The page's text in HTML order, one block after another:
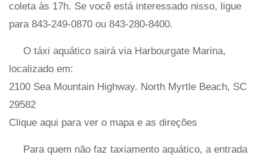
coleta às 17h. Se você está interessado nisso, ligue
para 843-249-0870 ou 843-280-8400.
O táxi aquático sairá via Harbourgate Marina,
localizado em:
2100 Sea Mountain Highway. North Myrtle Beach, SC
29582
Clique aqui para ver o mapa e as direções
Para quem não faz taxiamento aquático, a entrada